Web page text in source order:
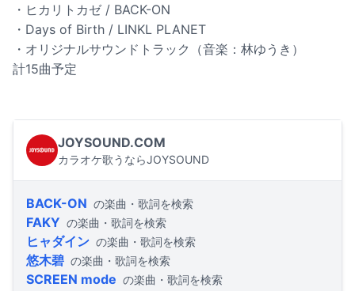
・ヒカリトカゼ / BACK-ON
・Days of Birth / LINKL PLANET
・オリジナルサウンドトラック（音楽：林ゆうき）
計15曲予定
JOYSOUND.COM
カラオケ歌うならJOYSOUND
BACK-ON の楽曲・歌詞を検索
FAKY の楽曲・歌詞を検索
ヒャダイン の楽曲・歌詞を検索
悠木碧 の楽曲・歌詞を検索
SCREEN mode の楽曲・歌詞を検索